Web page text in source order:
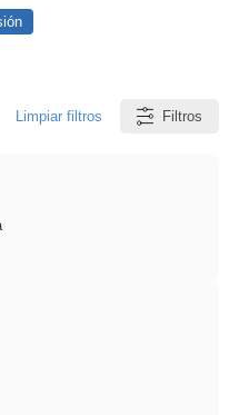
Limpiar filtros Filtros